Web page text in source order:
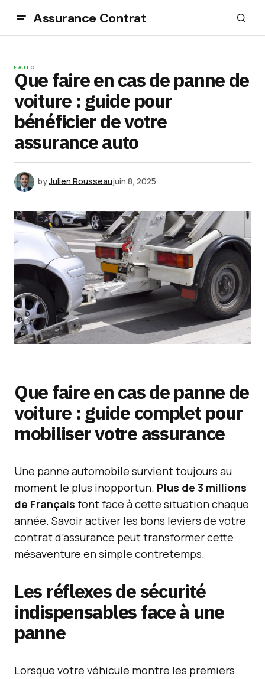
Assurance Contrat
AUTO
Que faire en cas de panne de
voiture : guide pour
bénéficier de votre
assurance auto
byJulien Rousseaujuin 8, 2025
Que faire en cas de panne de
voiture : guide complet pour
mobiliser votre assurance
Une panne automobile survient toujours au
moment le plus inopportun. Plus de 3 millions
de Français font face à cette situation chaque
année. Savoir activer les bons leviers de votre
contrat d’assurance peut transformer cette
mésaventure en simple contretemps.
Les réflexes de sécurité
indispensables face à une
panne
Lorsque votre véhicule montre les premiers